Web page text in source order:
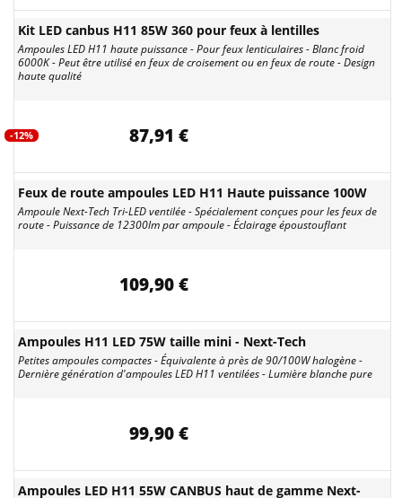
Kit LED canbus H11 85W 360 pour feux à lentilles
Ampoules LED H11 haute puissance - Pour feux lenticulaires - Blanc froid
6000K - Peut être utilisé en feux de croisement ou en feux de route - Design
haute qualité
-12% 87,91 €
Feux de route ampoules LED H11 Haute puissance 100W
Ampoule Next-Tech Tri-LED ventilée - Spécialement conçues pour les feux de
route - Puissance de 12300lm par ampoule - Éclairage époustouflant
109,90 €
Ampoules H11 LED 75W taille mini - Next-Tech
Petites ampoules compactes - Équivalente à près de 90/100W halogène -
Dernière génération d'ampoules LED H11 ventilées - Lumière blanche pure
99,90 €
Ampoules LED H11 55W CANBUS haut de gamme Next-